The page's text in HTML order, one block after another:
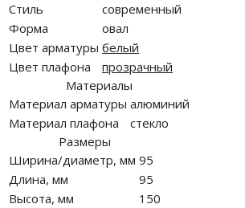
Стиль
современный
Форма
овал
Цвет арматуры белый
Цвет плафона
прозрачный
Материалы
Материал арматуры алюминий
Материал плафона
стекло
Размеры
Ширина/диаметр, мм 95
Длина, мм
95
Высота, мм
150